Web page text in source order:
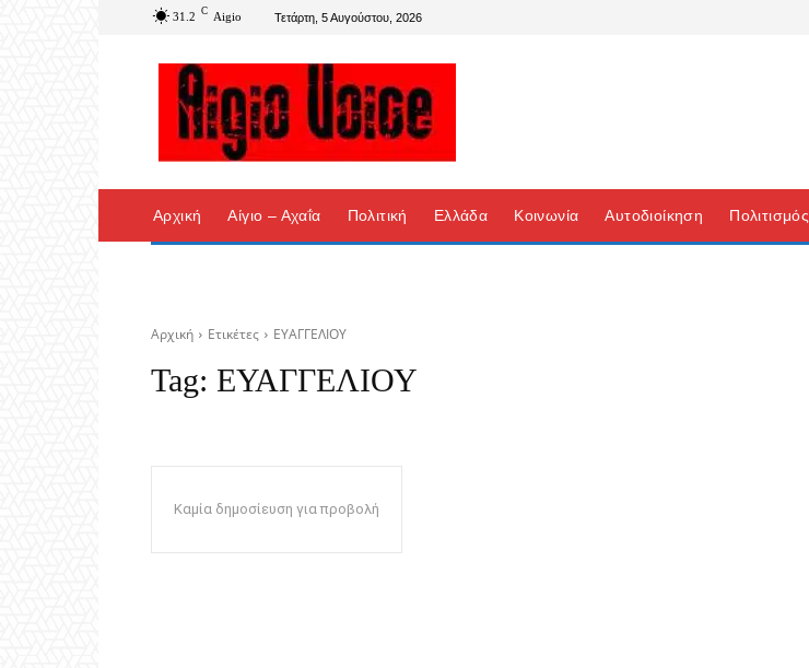
31.2 C Aigio Τετάρτη, 5 Αυγούστου, 2026
Αρχική Αίγιο – Αχαΐα Πολιτική Ελλάδα Κοινωνία Αυτοδιοίκηση Πολιτισμός
Αρχική Ετικέτες ΕΥΑΓΓΕΛΙΟΥ
Tag: ΕΥΑΓΓΕΛΙΟΥ
Καμία δημοσίευση για προβολή